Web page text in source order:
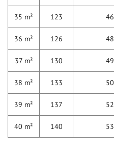
35 m² 123 46
36 m² 126 48
37 m² 130 49
38 m² 133 50
39 m² 137 52
40 m² 140 53